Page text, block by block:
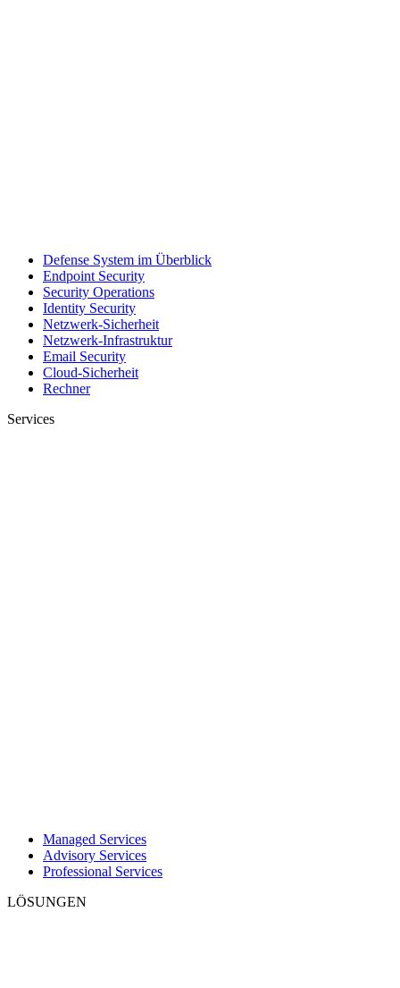
Defense System im Überblick
Endpoint Security
Security Operations
Identity Security
Netzwerk-Sicherheit
Netzwerk-Infrastruktur
Email Security
Cloud-Sicherheit
Rechner
Services
Managed Services
Advisory Services
Professional Services
LÖSUNGEN